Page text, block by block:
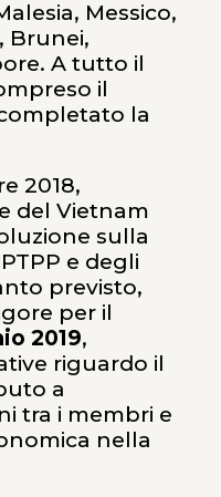
Messico,
Brunei,
A tutto il
il
la
2018,
del Vietnam
sulla
e degli
previsto,
per il
2019,
riguardo il
a
tra i membri e
nella